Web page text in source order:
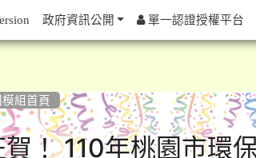
模組首頁
賀！ 110年桃園市環
政府資訊公開 單一認證授權平台